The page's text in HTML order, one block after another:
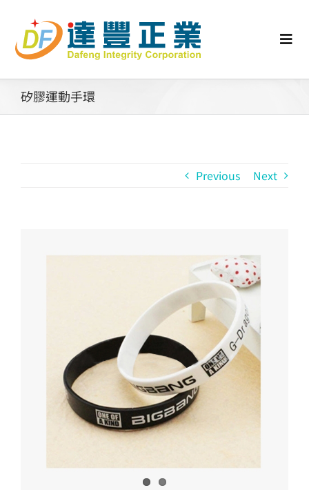
content
認識矽膠
選購指南
公司介紹
矽膠運動手環
Previous Next
Larger